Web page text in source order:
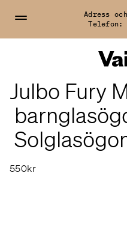
Adress
Telefon:
Julbo Fury
550kr